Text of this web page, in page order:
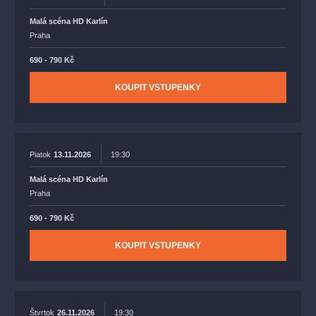
Malá scéna HD Karlín
Praha
690 - 790 Kč
KOUPIT VSTUPENKY
Piatok 13.11.2026 19:30
Malá scéna HD Karlín
Praha
690 - 790 Kč
KOUPIT VSTUPENKY
Štvrtok 26.11.2026 19:30